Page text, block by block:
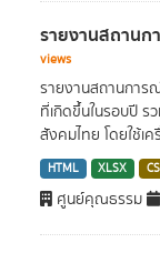
รายงานสถาน
views
รายงานสถานการ
ที่เกิดขึ้นในรอบปี
สังคมไทย โดยใช้
HTML XLSX
ศูนย์คุณธรรม